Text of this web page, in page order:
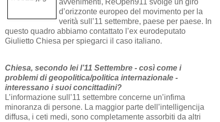
d’orizzonte europeo del movimento per la
verità sull’11 settembre, paese per paese. In
questo quadro abbiamo contattato l’ex eurodeputato
Giulietto Chiesa per spiegarci il caso italiano.
Chiesa, secondo lei l’11 Settembre - così come i
problemi di geopolitica/politica internazionale -
interessano i suoi concittadini?
L’informazione sull’11 settembre concerne un’infima
minoranza di persone. La maggior parte dell’intelligencija
diffusa, i ceti medi, sono completamente assorbiti da altri